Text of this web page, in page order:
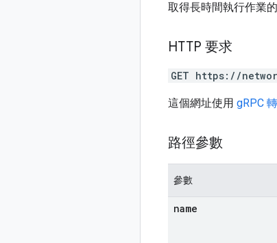
取得長時間執行作業
HTTP 要求
GET https://
這個網址使用 gRPC
路徑參數
參數
name